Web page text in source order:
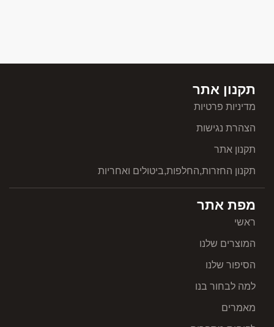
תקנון אתר
מדיניות פרטיות
הצהרת נגישות
תקנון אתר
תקנון החזרות,החלפות,ביטולים ואחריות
מפת אתר
ראשי
המוצרים שלנו
הסיפור שלנו
למה לבחור בנו
מאמרים